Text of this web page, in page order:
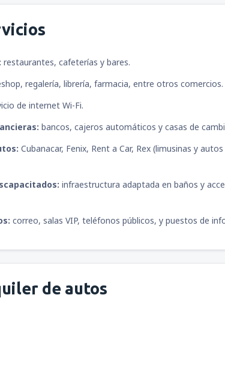
restaurantes, cafeterías y bares.
regalería, librería, farmacia, entre otros comercios.
de internet Wi-Fi.
bancos, cajeros automáticos y casas de
Cubanacar, Fenix, Rent a Car, Rex (limusinas y
infraestructura adaptada en baños y
correo, salas VIP, teléfonos públicos, y puestos de
de autos